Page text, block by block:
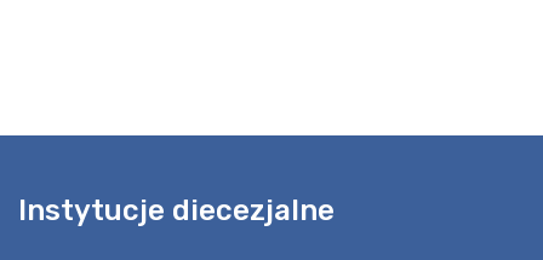
Instytucje diecezjalne